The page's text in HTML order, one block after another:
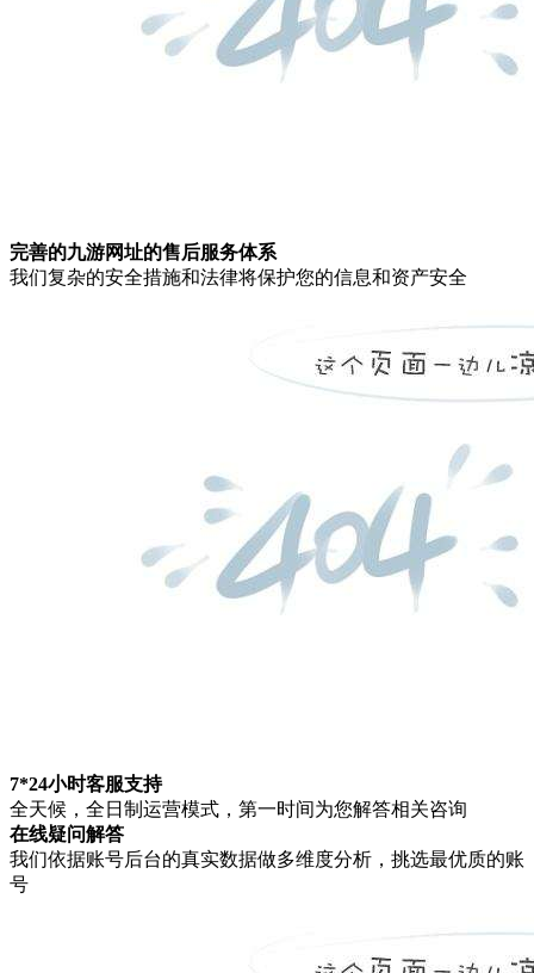
完善的九游网址的售后服务体系
我们复杂的安全措施和法律将保护您的信息和资产安全
7*24小时客服支持
全天候，全日制运营模式，第一时间为您解答相关咨询
在线疑问解答
我们依据账号后台的真实数据做多维度分析，挑选最优质的账
号